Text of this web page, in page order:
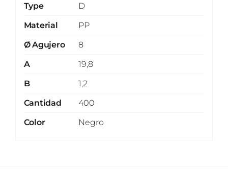
Type
D
Material
PP
Ø Agujero
8
A
19,8
B
1,2
Cantidad
400
Color
Negro